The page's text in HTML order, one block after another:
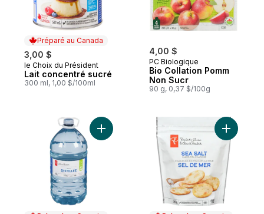
Préparé au Canada
3,00 $
Préparé au Canada
le Choix du Président
Lait concentré sucré
300 ml, 1,00 $/100ml
4,00 $
PC Biologique
Bio Collation Pomm
Non Sucr
90 g, 0,37 $/100g
Ajouter Eau Distillée au panier Ajouter